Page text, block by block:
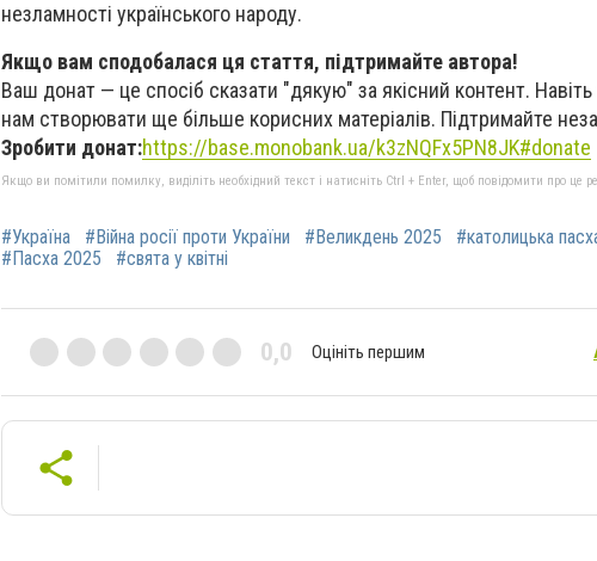
незламності українського народу.
Якщо вам сподобалася ця стаття, підтримайте автора!
Ваш донат — це спосіб сказати "дякую" за якісний контент.
нам створювати ще більше корисних матеріалів. Підтримайте
Зробити донат:https://base.monobank.ua/k3zNQFx5PN8JK#donate
Якщо ви помітили помилку, виділіть необхідний текст і натисніть Ctrl + Enter, щоб повідомити про це
#Україна #Війна росії проти України #Великдень 2025 #католицька
#Пасха 2025
#свята у квітні
0,0 Оцініть першим